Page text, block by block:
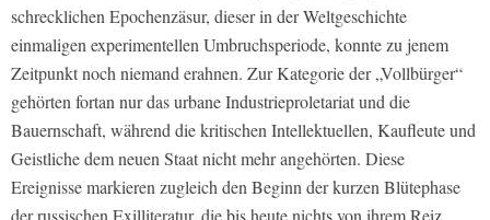
schrecklichen Epochenzäsur, dieser in der Weltgeschichte
einmaligen experimentellen Umbruchsperiode, konnte zu jenem
Zeitpunkt noch niemand erahnen. Zur Kategorie der „Vollbürger“
gehörten fortan nur das urbane Industrieproletariat und die
Bauernschaft, während die kritischen Intellektuellen, Kaufleute und
Geistliche dem neuen Staat nicht mehr angehörten. Diese
Ereignisse markieren zugleich den Beginn der kurzen Blütephase
der russischen Exilliteratur, die bis heute nichts von ihrem Reiz